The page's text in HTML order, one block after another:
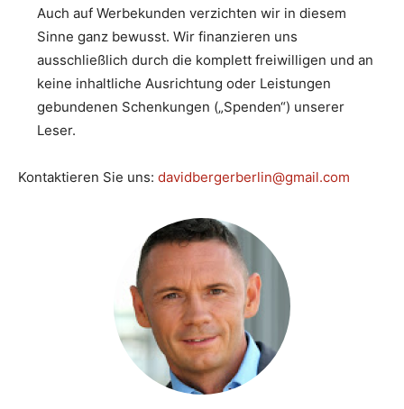
Auch auf Werbekunden verzichten wir in diesem
Sinne ganz bewusst. Wir finanzieren uns
ausschließlich durch die komplett freiwilligen und an
keine inhaltliche Ausrichtung oder Leistungen
gebundenen Schenkungen („Spenden“) unserer
Leser.
Kontaktieren Sie uns: davidbergerberlin@gmail.com